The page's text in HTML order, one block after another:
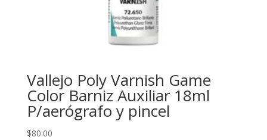
Vallejo Poly Varnish Game
Color Barniz Auxiliar 18ml
P/aerógrafo y pincel
$80.00